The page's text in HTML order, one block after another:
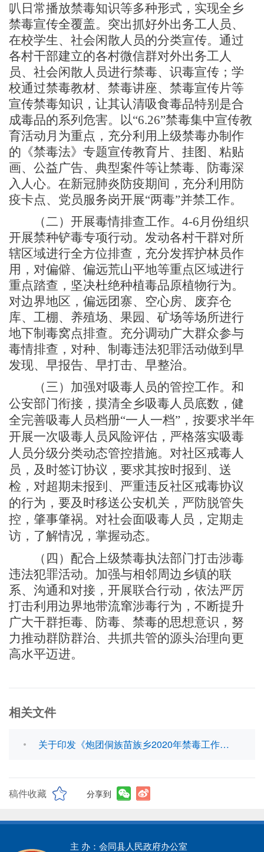
叭日常播放禁毒知识等多种形式，实现全乡
禁毒宣传全覆盖。突出抓好外出务工人员、
在校学生、社会闲散人员的分类宣传。通过
各村干部建立的各村微信群对外出务工人
员、社会闲散人员进行禁毒、识毒宣传；学
校通过禁毒教材、禁毒讲座、禁毒宣传片等
宣传禁毒知识，让其认清吸食毒品特别是合
成毒品的系列危害。以“6.26”禁毒集中宣传教
育活动月为重点，充分利用上级禁毒办制作
的《禁毒法》专题宣传教育片、挂图、粘贴
画、公益广告、典型案件等让禁毒、防毒深
入人心。在新冠肺炎防疫期间，充分利用防
疫卡点、党员服务岗开展“两毒”并禁工作。
（二） 开展毒情排查工作。 4-6月份组织
开展禁种铲毒专项行动。发动各村干群对所
辖区域进行全方位排查，充分发挥护林员作
用，对偏僻、偏远荒山平地等重点区域进行
重点踏查，坚决杜绝种植毒品原植物行为。
对边界地区，偏远团寨、空心房、废弃仓
库、工棚、养殖场、果园、矿场等场所进行
地下制毒窝点排查。充分调动广大群众参与
毒情排查，对种、制毒违法犯罪活动做到早
发现、早报告、早打击、早整治。
（三） 加强对吸毒人员的管控工作。和
公安部门衔接，摸清全乡吸毒人员底数， 健
全完善吸毒人员档册“一人一档”，按要求半年
开展一次吸毒人员风险评估，严格落实吸毒
人员分级分类动态管控措施。对社区戒毒人
员，及时签订协议，要求其按时报到、送
检，对超期未报到、严重违反社区戒毒协议
的行为，要及时移送公安机关，严防脱管失
控，肇事肇祸。对社会面吸毒人员，定期走
访，了解情况，掌握动态。
（四） 配合上级禁毒执法部门打击涉毒
违法犯罪活动。 加强与相邻周边乡镇的联
系、沟通和对接，开展联合行动，依法严厉
打击利用边界地带流窜涉毒行为，不断提升
广大干群拒毒、防毒、禁毒的思想意识，努
力推动群防群治、共抓共管的源头治理向更
高水平迈进。
相关文件
关于印发《炮团侗族苗族乡2020年禁毒工作计划》的通知.docx
稿件收藏 分享到
主 办：会同县人民政府办公室